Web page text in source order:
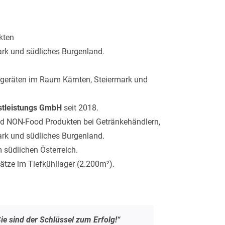
und südliches Burgenland.
im Raum Kärnten, Steiermark und
GmbH seit 2018.
Food Produkten bei Getränkehändlern,
und südliches Burgenland.
südlichen Österreich.
im Tiefkühllager (2.200m²).
sind der Schlüssel zum Erfolg!“